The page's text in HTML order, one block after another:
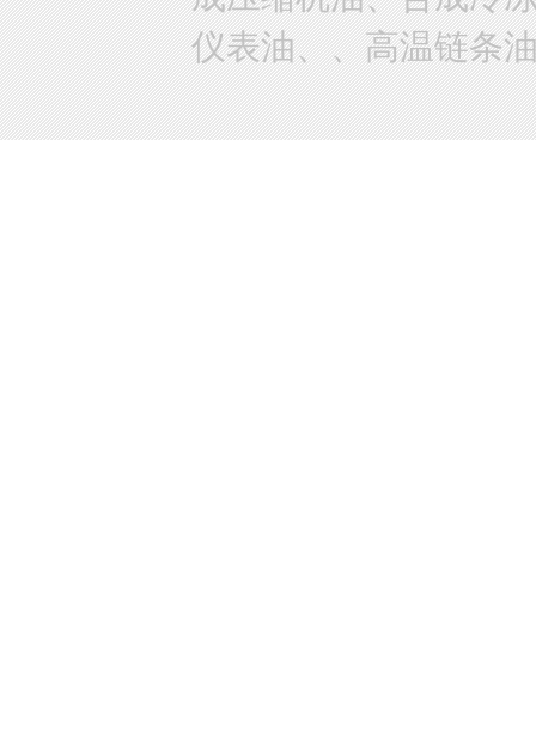
仪表油、、高温链条